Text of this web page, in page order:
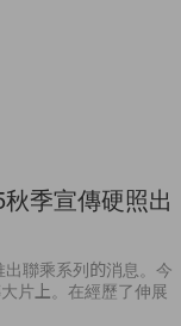
季宣傳硬照出
聯乘系列的消息。今
片上。在經歷了伸展